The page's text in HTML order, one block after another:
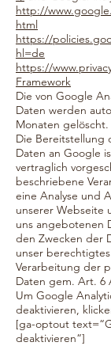
http://
html
https://
hl=de
https://
Framework
Die von Google
Daten werden
Monaten gelöscht.
Die Bereitstellung
Daten an Google
vertraglich
beschriebene
eine Analyse und
unserer Webseite
uns angebotenen
den Zwecken der
unser
Verarbeitung der
Daten gem. Art. 6
Um Google
deaktivieren,
[ga-optout
deaktivieren“]